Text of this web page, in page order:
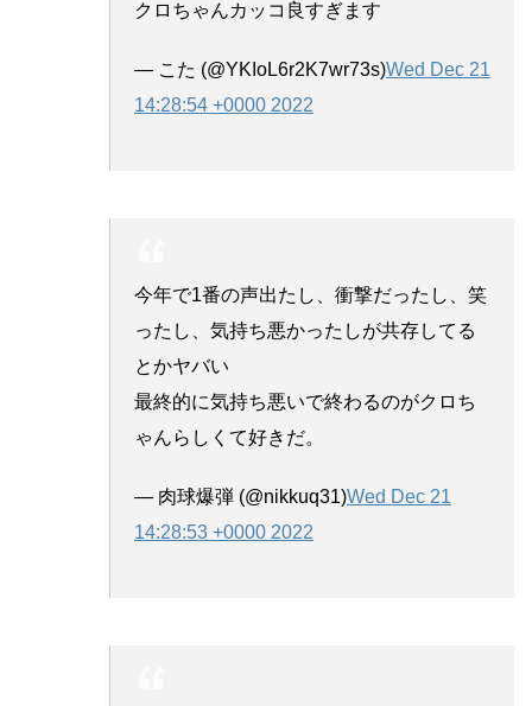
クロちゃんカッコ良すぎます
— こた (@YKIoL6r2K7wr73s)Wed Dec 21
14:28:54 +0000 2022
今年で1番の声出たし、衝撃だったし、笑
ったし、気持ち悪かったしが共存してる
とかヤバい
最終的に気持ち悪いで終わるのがクロち
ゃんらしくて好きだ。
— 肉球爆弾 (@nikkuq31)Wed Dec 21
14:28:53 +0000 2022